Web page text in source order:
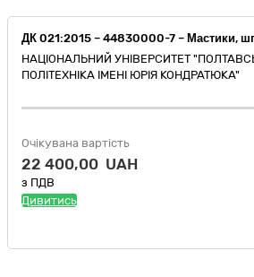
НАЦІОНАЛЬНИЙ УНІВЕРСИТЕТ
ПОЛІТЕХНІКА ІМЕНІ ЮРІЯ КОНДРАТЮКА"
Очікувана вартість
22 400,00 UAH
з ПДВ
Дивитись